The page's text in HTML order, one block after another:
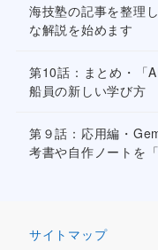
海技塾の記事を整理
な解説を始めます
第10話：まとめ・「
船員の新しい学び方
第９話：応用編・
考書や自作ノートを
サイトマップ